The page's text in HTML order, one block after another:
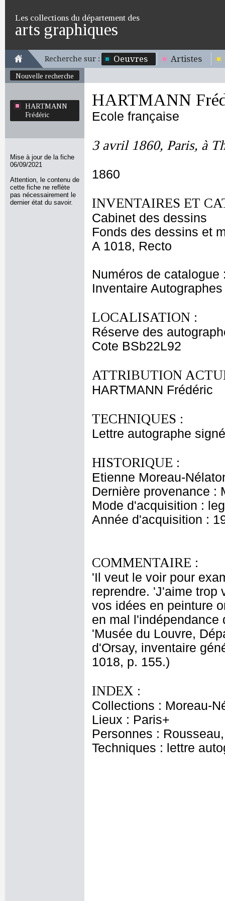
Les collections du département des
arts graphiques
Recherche sur : Oeuvres Artistes
Nouvelle recherche
HARTMANN
Frédéric
Mise à jour de la fiche
06/09/2021
Attention, le contenu de
cette fiche ne reflète
pas nécessairement le
dernier état du savoir.
HARTMANN
Ecole française
3 avril 1860, Paris, à
1860
INVENTAIRES ET
Cabinet des dessins
Fonds des dessins et
A 1018, Recto
Numéros de catalogue
Inventaire
LOCALISATION :
Réserve des
Cote BSb22L92
ATTRIBUTION
HARTMANN Frédéric
TECHNIQUES :
Lettre autographe
HISTORIQUE :
Etienne Moreau-
Dernière provenance :
Mode d'acquisition :
Année d'acquisition :
COMMENTAIRE :
'Il veut le voir pour
reprendre. 'J'aime trop
vos idées en peinture
en mal l'indépendance
'Musée du Louvre,
d'Orsay, inventaire
1018, p. 155.)
INDEX :
Collections : Moreau-
Lieux : Paris+
Personnes :
Techniques : lettre